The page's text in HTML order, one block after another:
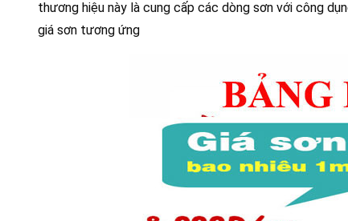
thương hiệu này là cung cấp các dòng sơn với công
giá sơn tương ứng